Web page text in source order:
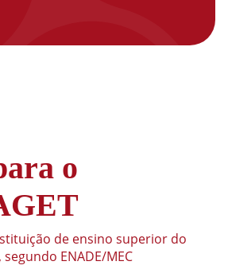
o
de ensino superior do
ENADE/MEC